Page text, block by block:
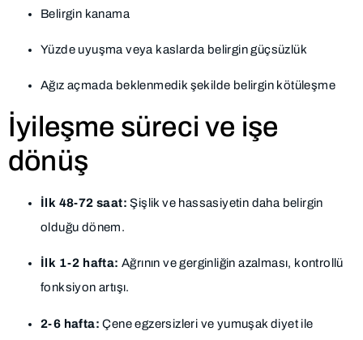
Belirgin kanama
Yüzde uyuşma veya kaslarda belirgin güçsüzlük
Ağız açmada beklenmedik şekilde belirgin kötüleşme
İyileşme süreci ve işe
dönüş
İlk 48-72 saat: Şişlik ve hassasiyetin daha belirgin
olduğu dönem.
İlk 1-2 hafta: Ağrının ve gerginliğin azalması, kontrollü
fonksiyon artışı.
2-6 hafta: Çene egzersizleri ve yumuşak diyet ile